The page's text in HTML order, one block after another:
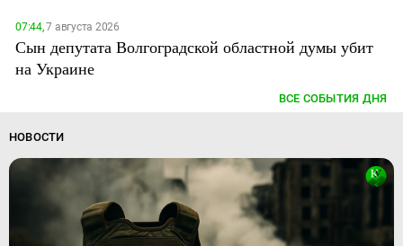
07:44,7 августа 2026
Сын депутата Волгоградской областной думы убит
на Украине
ВСЕ СОБЫТИЯ ДНЯ
НОВОСТИ